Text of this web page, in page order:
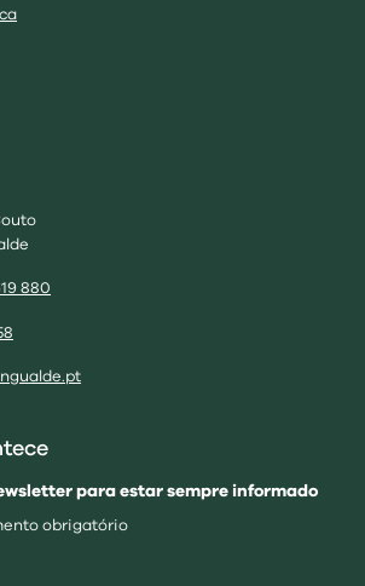
880
para estar sempre informado
obrigatório